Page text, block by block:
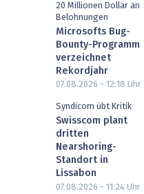
Insurtech
AV & Digital Signage
20 Millionen Dollar an
Belohnungen
Microsofts Bug-
Bounty-Programm
verzeichnet
Rekordjahr
07.08.2026 - 12:18 Uhr
Syndicom übt Kritik
Swisscom plant
dritten
Nearshoring-
Standort in
Lissabon
07.08.2026 - 11:24 Uhr